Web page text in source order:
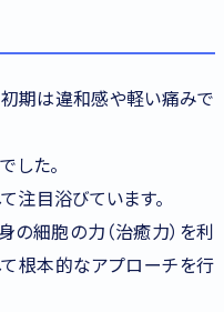
期は違和感や軽い痛みで
した。
注目浴びています。
の細胞の力（治癒力）を利
根本的なアプローチを行